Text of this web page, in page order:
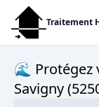
Traitement
🌊 Protégez
Savigny